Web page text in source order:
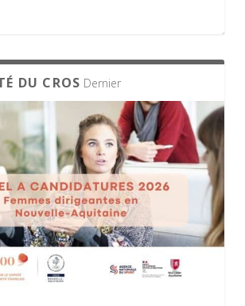
Sports 2026 : dix jours de
– Mai 2026
2026 : une matinée dédiée
aux métiers du sport
DU CROS Dernier